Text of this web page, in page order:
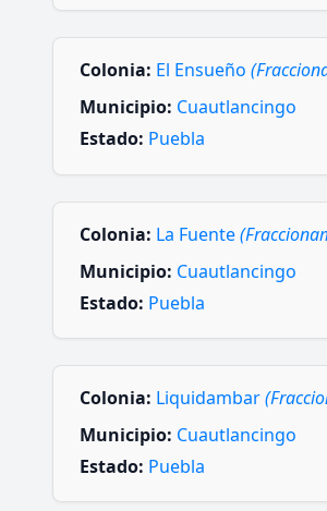
Colonia: El Ensueño
Municipio: Cuautlancingo
Estado: Puebla
Colonia: La Fuente
Municipio: Cuautlancingo
Estado: Puebla
Colonia: Liquidambar
Municipio: Cuautlancingo
Estado: Puebla